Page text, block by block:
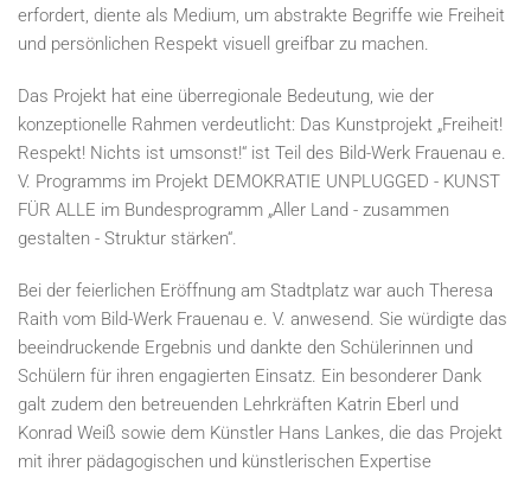
erfordert, diente als Medium, um abstrakte Begriffe wie Freiheit
und persönlichen Respekt visuell greifbar zu machen.
Das Projekt hat eine überregionale Bedeutung, wie der
konzeptionelle Rahmen verdeutlicht: Das Kunstprojekt „Freiheit!
Respekt! Nichts ist umsonst!“ ist Teil des Bild-Werk Frauenau e.
V. Programms im Projekt DEMOKRATIE UNPLUGGED - KUNST
FÜR ALLE im Bundesprogramm „Aller Land - zusammen
gestalten - Struktur stärken“.
Bei der feierlichen Eröffnung am Stadtplatz war auch Theresa
Raith vom Bild-Werk Frauenau e. V. anwesend. Sie würdigte das
beeindruckende Ergebnis und dankte den Schülerinnen und
Schülern für ihren engagierten Einsatz. Ein besonderer Dank
galt zudem den betreuenden Lehrkräften Katrin Eberl und
Konrad Weiß sowie dem Künstler Hans Lankes, die das Projekt
mit ihrer pädagogischen und künstlerischen Expertise